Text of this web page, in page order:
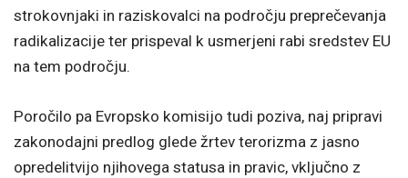
strokovnjaki in raziskovalci na področju preprečevanja
radikalizacije ter prispeval k usmerjeni rabi sredstev EU
na tem področju.
Poročilo pa Evropsko komisijo tudi poziva, naj pripravi
zakonodajni predlog glede žrtev terorizma z jasno
opredelitvijo njihovega statusa in pravic, vključno z